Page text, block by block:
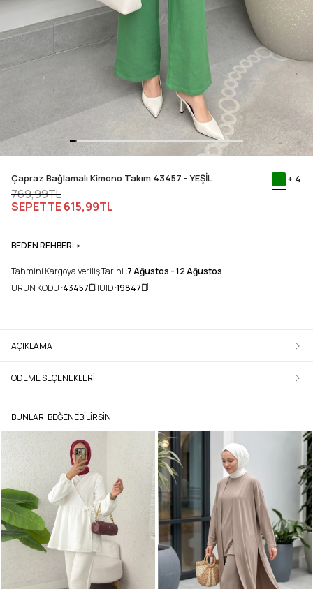
Çapraz Bağlamalı Kimono Takım 43457 - YEŞİL + 4
769,99TL
SEPETTE615,99TL
BEDEN REHBERİ
Tahmini Kargoya Veriliş Tarihi :7 Ağustos - 12 Ağustos
ÜRÜN KODU :43457 UID :19847
AÇIKLAMA
ÖDEME SEÇENEKLERI
BUNLARI BEĞENEBILIRSIN